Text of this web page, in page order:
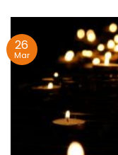
26
Mar